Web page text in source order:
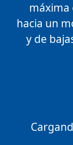
máxima
hacia un
y de